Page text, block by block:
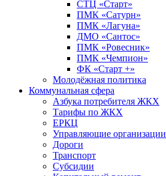
СТЦ «Старт»
ПМК «Сатурн»
ПМК «Лагуна»
ДМО «Сантос»
ПМК «Ровесник»
ПМК «Чемпион»
ФК «Старт +»
Молодёжная политика
Коммунальная сфера
Азбука потребителя ЖКХ
Тарифы по ЖКХ
ЕРКЦ
Управляющие организации
Дороги
Транспорт
Субсидии